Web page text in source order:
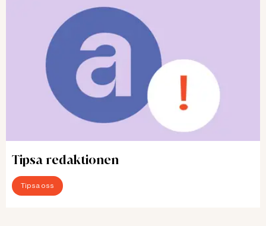
Tipsa redaktionen
Tipsa oss